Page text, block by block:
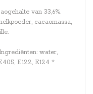
van 33,6%.
cacaomassa,
water,
E122, E124 *